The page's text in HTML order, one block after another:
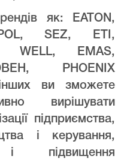
як: EATON,
SEZ, ETI,
WELL, EMAS,
PHOENIX
ви зможете
вирішувати
підприємства,
і керування,
і підвищення